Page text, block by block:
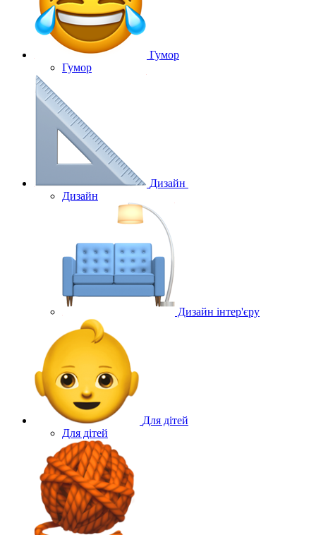
Гумор
Гумор
Дизайн
Дизайн
Дизайн інтер'єру
Для дітей
Для дітей